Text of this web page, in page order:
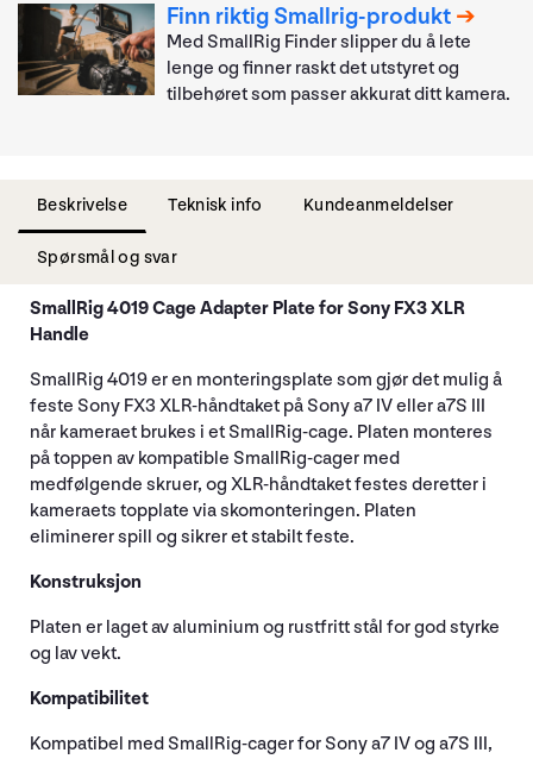
Finn riktig Smallrig-produkt
Med SmallRig Finder slipper du å lete
lenge og finner raskt det utstyret og
tilbehøret som passer akkurat ditt kamera.
Beskrivelse Teknisk info Kundeanmeldelser
Spørsmål og svar
SmallRig 4019 Cage Adapter Plate for Sony FX3 XLR
Handle
SmallRig 4019 er en monteringsplate som gjør det mulig å
feste Sony FX3 XLR-håndtaket på Sony a7 IV eller a7S III
når kameraet brukes i et SmallRig-cage. Platen monteres
på toppen av kompatible SmallRig-cager med
medfølgende skruer, og XLR-håndtaket festes deretter i
kameraets topplate via skomonteringen. Platen
eliminerer spill og sikrer et stabilt feste.
Konstruksjon
Platen er laget av aluminium og rustfritt stål for god styrke
og lav vekt.
Kompatibilitet
Kompatibel med SmallRig-cager for Sony a7 IV og a7S III,